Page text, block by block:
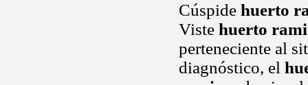
Cúspide huerto
Viste huerto
perteneciente al
diagnóstico, el